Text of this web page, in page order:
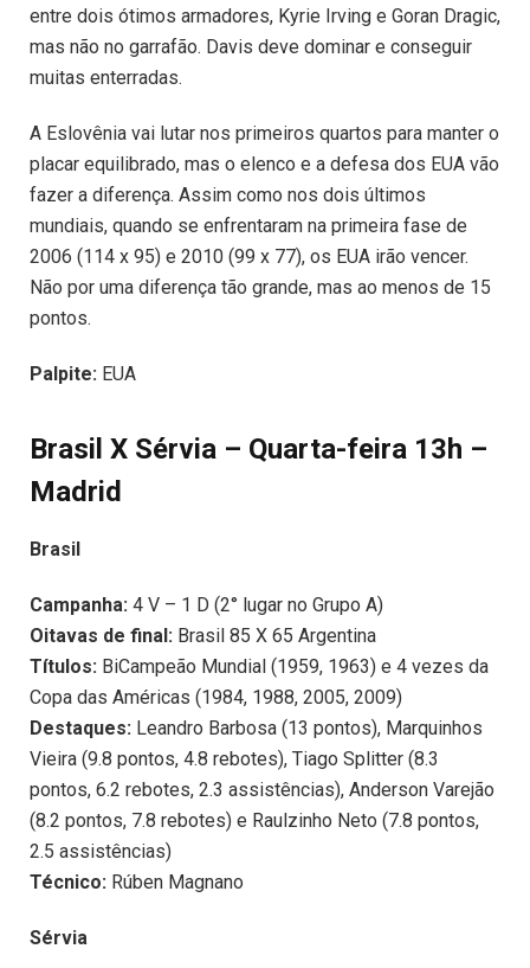
entre dois ótimos armadores, Kyrie Irving e Goran Dragic,
mas não no garrafão. Davis deve dominar e conseguir
muitas enterradas.
A Eslovênia vai lutar nos primeiros quartos para manter o
placar equilibrado, mas o elenco e a defesa dos EUA vão
fazer a diferença. Assim como nos dois últimos
mundiais, quando se enfrentaram na primeira fase de
2006 (114 x 95) e 2010 (99 x 77), os EUA irão vencer.
Não por uma diferença tão grande, mas ao menos de 15
pontos.
Palpite: EUA
Brasil X Sérvia – Quarta-feira 13h –
Madrid
Brasil
Campanha: 4 V – 1 D (2° lugar no Grupo A)
Oitavas de final: Brasil 85 X 65 Argentina
Títulos: BiCampeão Mundial (1959, 1963) e 4 vezes da
Copa das Américas (1984, 1988, 2005, 2009)
Destaques: Leandro Barbosa (13 pontos), Marquinhos
Vieira (9.8 pontos, 4.8 rebotes), Tiago Splitter (8.3
pontos, 6.2 rebotes, 2.3 assistências), Anderson Varejão
(8.2 pontos, 7.8 rebotes) e Raulzinho Neto (7.8 pontos,
2.5 assistências)
Técnico: Rúben Magnano
Sérvia